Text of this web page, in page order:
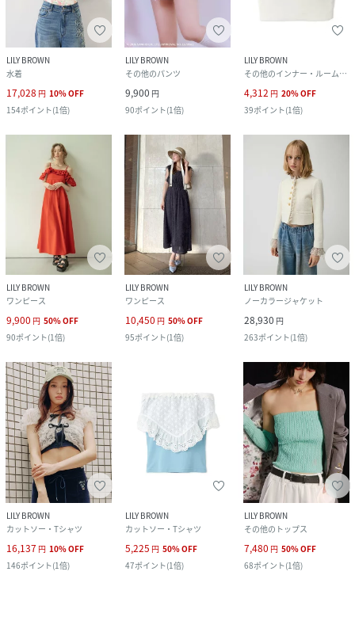
LILY BROWN
水着
17,028 円 10%OFF
154ポイント(1倍)
LILY BROWN
その他のパンツ
9,900 円
90ポイント(1倍)
LILY BROWN
その他のインナー・ルームウェア
4,312 円 20%OFF
39ポイント(1倍)
LILY BROWN
ワンピース
9,900 円 50%OFF
90ポイント(1倍)
LILY BROWN
ワンピース
10,450 円 50%OFF
95ポイント(1倍)
LILY BROWN
ノーカラージャケット
28,930 円
263ポイント(1倍)
LILY BROWN
カットソー・Tシャツ
16,137 円 10%OFF
146ポイント(1倍)
LILY BROWN
カットソー・Tシャツ
5,225 円 50%OFF
47ポイント(1倍)
LILY BROWN
その他のトップス
7,480 円 50%OFF
68ポイント(1倍)